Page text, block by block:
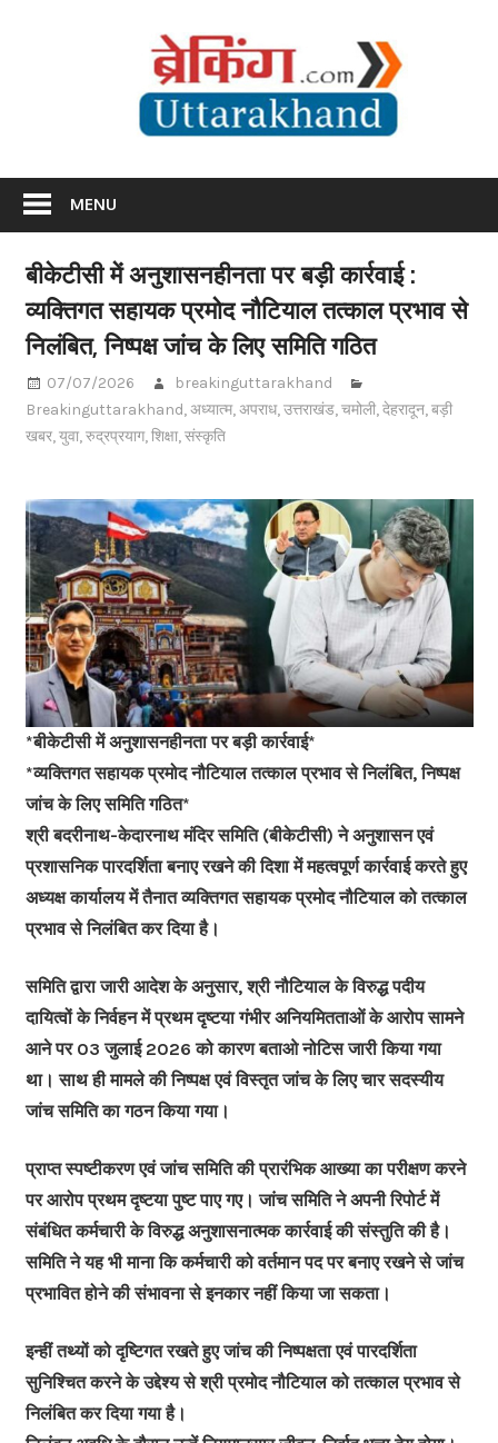
MENU
बीकेटीसी में अनुशासनहीनता पर बड़ी कार्रवाई :
व्यक्तिगत सहायक प्रमोद नौटियाल तत्काल प्रभाव से
निलंबित, निष्पक्ष जांच के लिए समिति गठित
07/07/2026
breakinguttarakhand
Breakinguttarakhand,अध्यात्म,अपराध,उत्तराखंड,चमोली,देहरादून,बड़ी
खबर,युवा,रुद्रप्रयाग,शिक्षा,संस्कृति
*बीकेटीसी में अनुशासनहीनता पर बड़ी कार्रवाई*
*व्यक्तिगत सहायक प्रमोद नौटियाल तत्काल प्रभाव से निलंबित, निष्पक्ष
जांच के लिए समिति गठित*
श्री बदरीनाथ-केदारनाथ मंदिर समिति (बीकेटीसी) ने अनुशासन एवं
प्रशासनिक पारदर्शिता बनाए रखने की दिशा में महत्वपूर्ण कार्रवाई करते हुए
अध्यक्ष कार्यालय में तैनात व्यक्तिगत सहायक प्रमोद नौटियाल को तत्काल
प्रभाव से निलंबित कर दिया है।
समिति द्वारा जारी आदेश के अनुसार, श्री नौटियाल के विरुद्ध पदीय
दायित्वों के निर्वहन में प्रथम दृष्टया गंभीर अनियमितताओं के आरोप सामने
आने पर 03 जुलाई 2026 को कारण बताओ नोटिस जारी किया गया
था। साथ ही मामले की निष्पक्ष एवं विस्तृत जांच के लिए चार सदस्यीय
जांच समिति का गठन किया गया।
प्राप्त स्पष्टीकरण एवं जांच समिति की प्रारंभिक आख्या का परीक्षण करने
पर आरोप प्रथम दृष्टया पुष्ट पाए गए। जांच समिति ने अपनी रिपोर्ट में
संबंधित कर्मचारी के विरुद्ध अनुशासनात्मक कार्रवाई की संस्तुति की है।
समिति ने यह भी माना कि कर्मचारी को वर्तमान पद पर बनाए रखने से जांच
प्रभावित होने की संभावना से इनकार नहीं किया जा सकता।
इन्हीं तथ्यों को दृष्टिगत रखते हुए जांच की निष्पक्षता एवं पारदर्शिता
सुनिश्चित करने के उद्देश्य से श्री प्रमोद नौटियाल को तत्काल प्रभाव से
निलंबित कर दिया गया है।